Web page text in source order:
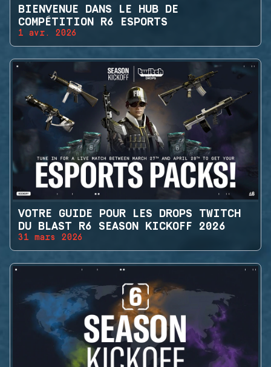
BIENVENUE DANS LE HUB DE
COMPÉTITION R6 ESPORTS
1 avr. 2026
VOTRE GUIDE POUR LES DROPS TWITCH
DU BLAST R6 SEASON KICKOFF 2026
31 mars 2026